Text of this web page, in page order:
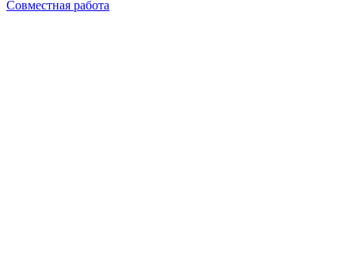
Совместная работа